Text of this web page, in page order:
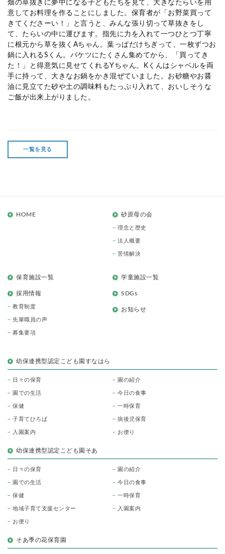
畑の草抜きに夢中になる子どもたちを見て、大きなたらいを用
意してお料理を作ることにしました。保育者が「お野菜買って
きてくださーい！」と言うと、みんな張り切って草抜きをし
て、たらいの中に運びます。指先に力を入れて一つひとつ丁寧
に根元から草を抜くAちゃん。葉っぱだけちぎって、一枚ずつお
鍋に入れるSくん。バケツにたくさん集めてから、「買ってき
た！」と得意気に見せてくれるYちゃん。Kくんはシャベルを両
手に持って、大きなお鍋をかき混ぜていました。お砂糖やお醤
油に見立てた砂や土の調味料もたっぷり入れて、おいしそうな
ご飯が出来上がりました。
一覧を見る
HOME 砂原母の会
理念と歴史
法人概要
苦情解決
保育施設一覧 学童施設一覧
採用情報
教育制度
先輩職員の声
募集要項
SDGs
お知らせ
幼保連携型認定こども園すなはら
日々の保育 園の紹介
園での生活 今日の食事
保健 一時保育
子育てひろば 病後児保育
入園案内 お便り
幼保連携型認定こども園そあ
日々の保育 園の紹介
園での生活 今日の食事
保健 一時保育
地域子育て支援センター 入園案内
お便り
そあ季の花保育園